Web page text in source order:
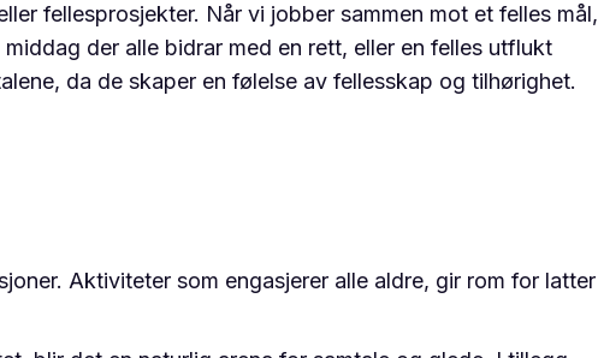
fellesprosjekter. Når vi jobber sammen mot et felles mål,
der alle bidrar med en rett, eller en felles utflukt
da de skaper en følelse av fellesskap og tilhørighet.
Aktiviteter som engasjerer alle aldre, gir rom for latter